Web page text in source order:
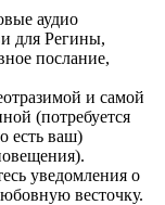
аудио
для Регины,
послание,
и самой
(потребуется
есть ваш)
уведомления о
весточку.